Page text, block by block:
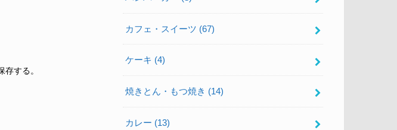
する。
カフェ・スイーツ (67)
ケーキ (4)
焼きとん・もつ焼き (14)
カレー (13)